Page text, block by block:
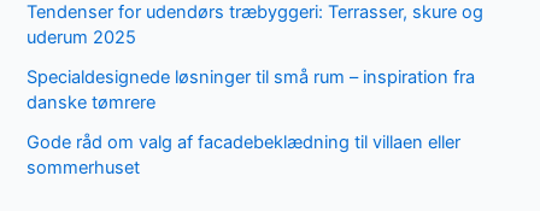
Tendenser for udendørs træbyggeri: Terrasser, skure og
uderum 2025
Specialdesignede løsninger til små rum – inspiration fra
danske tømrere
Gode råd om valg af facadebeklædning til villaen eller
sommerhuset